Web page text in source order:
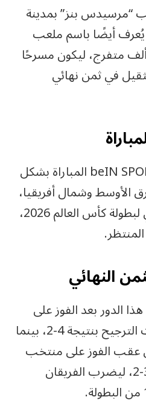
“مرسيدس بنز” بمدينة
يُعرف أيضًا باسم ملعب
ويتسع لنحو 75 ألف متفرج، ليكون مسرحًا
في ثمن نهائي
تنقل شبكة قنوات beIN SPORTS المباراة بشكل
وشمال أفريقيا،
باعتبارها الناقل الرسمي لبطولة كأس العالم 2026،
النهائي
الدور بعد الفوز على
منتخب أستراليا بركلات الترجيح بنتيجة 4-2، بينما
عقب الفوز على منتخب
الرأس الأخضر بنتيجة 3-2، ليضرب الفريقان